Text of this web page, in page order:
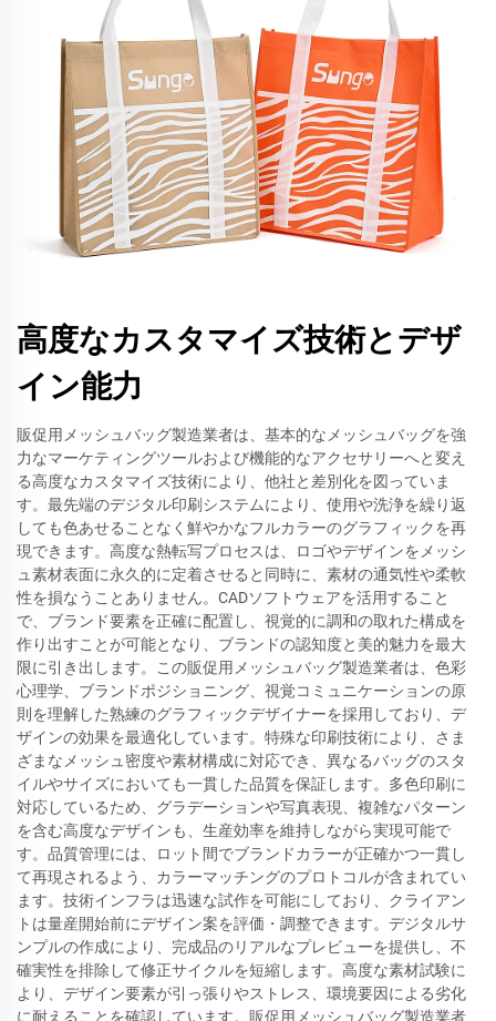
高度なカスタマイズ技術とデザ
イン能力
販促用メッシュバッグ製造業者は、基本的なメッシュバッグを強
力なマーケティングツールおよび機能的なアクセサリーへと変え
る高度なカスタマイズ技術により、他社と差別化を図っていま
す。最先端のデジタル印刷システムにより、使用や洗浄を繰り返
しても色あせることなく鮮やかなフルカラーのグラフィックを再
現できます。高度な熱転写プロセスは、ロゴやデザインをメッシ
ュ素材表面に永久的に定着させると同時に、素材の通気性や柔軟
性を損なうことありません。CADソフトウェアを活用すること
で、ブランド要素を正確に配置し、視覚的に調和の取れた構成を
作り出すことが可能となり、ブランドの認知度と美的魅力を最大
限に引き出します。この販促用メッシュバッグ製造業者は、色彩
心理学、ブランドポジショニング、視覚コミュニケーションの原
則を理解した熟練のグラフィックデザイナーを採用しており、デ
ザインの効果を最適化しています。特殊な印刷技術により、さま
ざまなメッシュ密度や素材構成に対応でき、異なるバッグのスタ
イルやサイズにおいても一貫した品質を保証します。多色印刷に
対応しているため、グラデーションや写真表現、複雑なパターン
を含む高度なデザインも、生産効率を維持しながら実現可能で
す。品質管理には、ロット間でブランドカラーが正確かつ一貫し
て再現されるよう、カラーマッチングのプロトコルが含まれてい
ます。技術インフラは迅速な試作を可能にしており、クライアン
トは量産開始前にデザイン案を評価・調整できます。デジタルサ
ンプルの作成により、完成品のリアルなプレビューを提供し、不
確実性を排除して修正サイクルを短縮します。高度な素材試験に
より、デザイン要素が引っ張りやストレス、環境要因による劣化
に耐えることを確認しています。販促用メッシュバッグ製造業者